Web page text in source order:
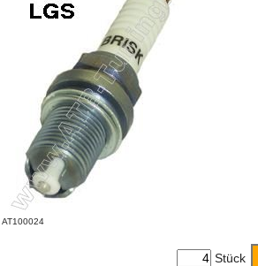
AT100024
Stück